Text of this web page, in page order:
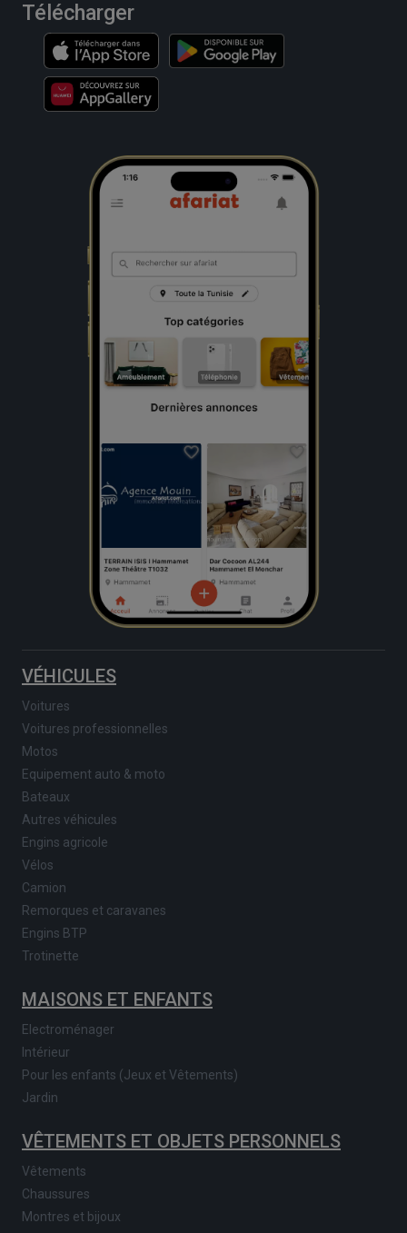
Télécharger
VÉHICULES
Voitures
Voitures professionnelles
Motos
Equipement auto & moto
Bateaux
Autres véhicules
Engins agricole
Vélos
Camion
Remorques et caravanes
Engins BTP
Trotinette
MAISONS ET ENFANTS
Electroménager
Intérieur
Pour les enfants (Jeux et Vêtements)
Jardin
VÊTEMENTS ET OBJETS PERSONNELS
Vêtements
Chaussures
Montres et bijoux